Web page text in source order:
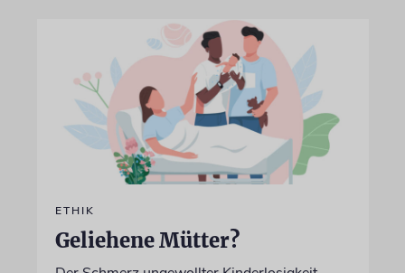
ETHIK
Geliehene Mütter?